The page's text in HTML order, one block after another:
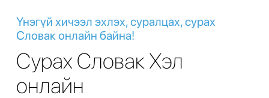
Үнэгүй хичээл эхлэх, суралцах, сурах
Словак онлайн байна!
Сурах Словак Хэл
онлайн